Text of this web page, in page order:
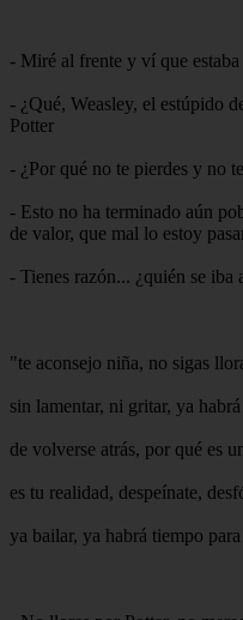
- Miré al frente y ví que
- ¿Qué, Weasley, el estúpido
Potter
- ¿Por qué no te pierdes y no
- Esto no ha terminado aún
de valor, que mal lo estoy
- Tienes razón... ¿quién se
"te aconsejo niña, no sigas
sin lamentar, ni gritar, ya
de volverse atrás, por qué es
es tu realidad, despeínate,
ya bailar, ya habrá tiempo